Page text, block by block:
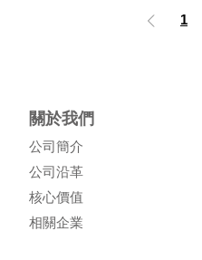
1
關於我們
公司簡介
公司沿革
核心價值
相關企業